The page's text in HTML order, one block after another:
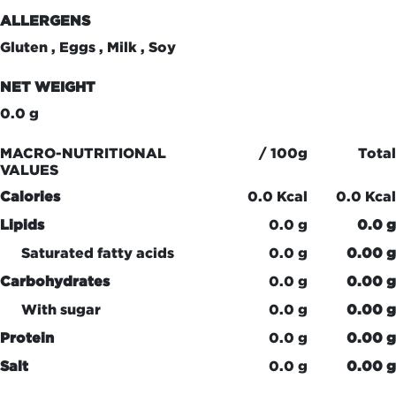
ALLERGENS
Gluten , Eggs , Milk , Soy
NET WEIGHT
0.0 g
MACRO-NUTRITIONAL
VALUES
/ 100g Total
Calories 0.0 Kcal
0.0 Kcal
Lipids
0.0 g
0.0 g
Saturated fatty acids
0.0 g
0.00 g
Carbohydrates
0.0 g
0.00 g
With sugar
0.0 g
0.00 g
Protein
0.0 g
0.00 g
Salt
0.0 g 0.00 g